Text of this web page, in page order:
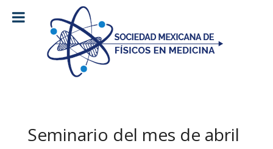
Seminario del mes de abril